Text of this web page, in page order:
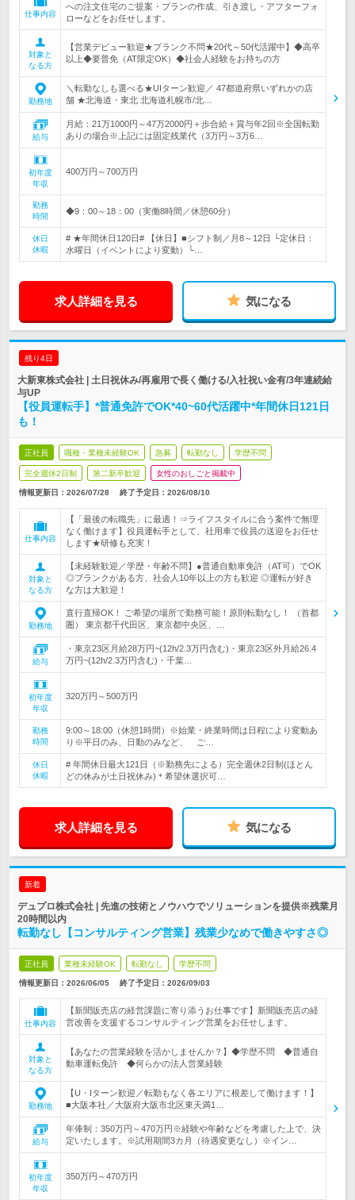
仕事内容
への注文住宅のご提案・プランの作成、引き渡し・アフターフォ
ローなどをお任せします。
対象と
なる方
【営業デビュー歓迎★ブランク不問★20代～50代活躍中】◆高卒
以上◆要普免（AT限定OK）◆社会人経験をお持ちの方
勤務地
＼転勤なしも選べる★UIターン歓迎／ 47都道府県いずれかの店
舗 ★北海道・東北 北海道札幌市/北…
給与
月給：21万1000円～47万2000円＋歩合給＋賞与年2回※全国転勤
ありの場合※上記には固定残業代（3万円～3万6…
初年度
年収
400万円～700万円
勤務
時間
◆9：00～18：00（実働8時間／休憩60分）
休日
休暇
# ★年間休日120日# 【休日】■シフト制／月8～12日 └定休日：
水曜日（イベントにより変動）└…
求人詳細を見る 気になる
残り4日
大新東株式会社 | 土日祝休み/再雇用で長く働ける/入社祝い金有/3年連続給
与UP
【役員運転手】*普通免許でOK*40~60代活躍中*年間休日121日
も！
正社員 職種・業種未経験OK 急募 転勤なし 学歴不問
完全週休2日制 第二新卒歓迎 女性のおしごと掲載中
情報更新日：2026/07/28 終了予定日： 2026/08/10
仕事内容
【「最後の転職先」に最適！⇒ライフスタイルに合う案件で無理
なく働けます】役員運転手として、社用車で役員の送迎をお任せ
します★研修も充実！
対象と
なる方
【未経験歓迎／学歴・年齢不問】●普通自動車免許（AT可）でOK
◎ブランクがある方、社会人10年以上の方も歓迎 ◎運転が好き
な方は大歓迎！
勤務地
直行直帰OK！ ご希望の場所で勤務可能！原則転勤なし！ （首都
圏） 東京都千代田区、東京都中央区、…
給与
・東京23区月給28万円~(12h/2.3万円含む)・東京23区外月給26.4
万円~(12h/2.3万円含む)・千葉…
初年度
年収
320万円～500万円
勤務
時間
9:00～18:00（休憩1時間）※始業・終業時間は日程により変動あ
り※平日のみ、日勤のみなど、 ご…
休日
休暇
# 年間休日最大121日（※勤務先による）完全週休2日制(ほとん
どの休みが土日祝休み)＊希望休選択可…
求人詳細を見る 気になる
新着
デュプロ株式会社 | 先進の技術とノウハウでソリューションを提供※残業月
20時間以内
転勤なし【コンサルティング営業】残業少なめで働きやすさ◎
正社員 業種未経験OK 転勤なし 学歴不問
情報更新日：2026/06/05 終了予定日： 2026/09/03
仕事内容
【新聞販売店の経営課題に寄り添うお仕事です】新聞販売店の経
営改善を支援するコンサルティング営業をお任せします。
対象と
なる方
【あなたの営業経験を活かしませんか？】◆学歴不問 ◆普通自
動車運転免許 ◆何らかの法人営業経験
勤務地
【U・Iターン歓迎／転勤もなく各エリアに根差して働けます！】
■大阪本社／大阪府大阪市北区東天満1…
給与
年俸制：350万円～470万円※経験や年齢などを考慮した上で、決
定いたします。※試用期間3カ月（待遇変更なし）※イン…
初年度
年収
350万円～470万円